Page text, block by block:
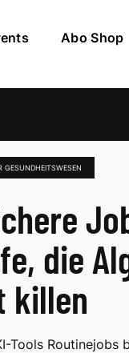
Abo Shop
GESUNDHEITSWESEN
die
killen
Tools Routinejobs